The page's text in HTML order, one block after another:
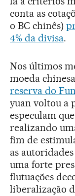
conta as
o BC chinês)
4% da divisa.
Nos últimos
moeda
reserva do
yuan voltou a
especulam
realizando
fim de
as
uma forte
flutuações
liberalização